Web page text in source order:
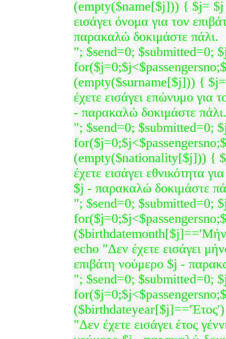
(empty($name[$j])) { $j= $j
εισάγει όνομα για τον
παρακαλώ δοκιμάστε πάλι.
"; $send=0; $submitted=0;
(empty($surname[$j])) {
έχετε εισάγει επώνυμο για
- παρακαλώ δοκιμάστε πάλι.
"; $send=0; $submitted=0;
(empty($nationality[$j])) {
έχετε εισάγει εθνικότητα
$j - παρακαλώ δοκιμάστε
"; $send=0; $submitted=0;
echo "Δεν έχετε εισάγει
επιβάτη νούμερο $j -
"; $send=0; $submitted=0;
"Δεν έχετε εισάγει έτος